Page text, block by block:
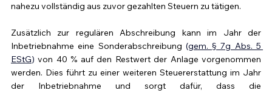
nahezu vollständig aus zuvor gezahlten Steuern zu tätigen.
Zusätzlich zur regulären Abschreibung kann im Jahr der
Inbetriebnahme eine Sonderabschreibung (gem. § 7g Abs. 5
EStG) von 40 % auf den Restwert der Anlage vorgenommen
werden. Dies führt zu einer weiteren Steuererstattung im Jahr
der Inbetriebnahme und sorgt dafür, dass die